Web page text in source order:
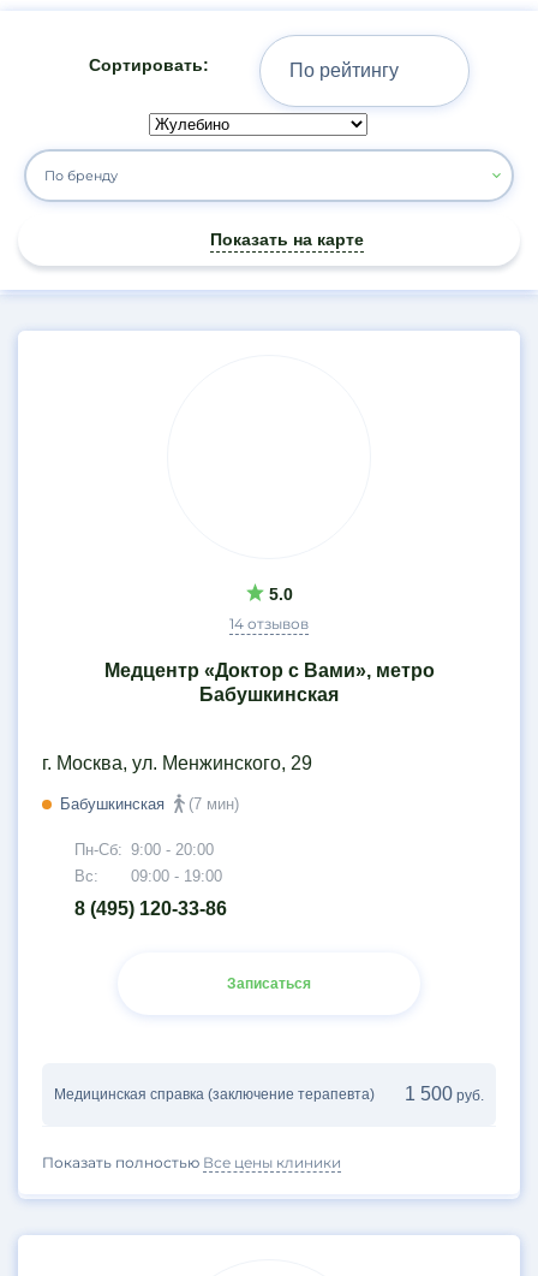
Сортировать:
По бренду
Показать на карте
5.0
14 отзывов
Медцентр «Доктор с Вами», метро
Бабушкинская
г. Москва, ул. Менжинского, 29
Бабушкинская (7 мин)
Пн-Сб: 9:00 - 20:00
Вс:
09:00 - 19:00
8 (495) 120-33-86
Записаться
Медицинская справка (заключение терапевта) 1 500 руб.
Показать полностью Все цены клиники